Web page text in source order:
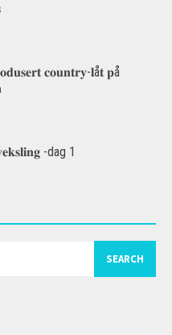
𝐜𝐨𝐮𝐧𝐭𝐫𝐲-𝐥å𝐭 𝐩å
-dag 1